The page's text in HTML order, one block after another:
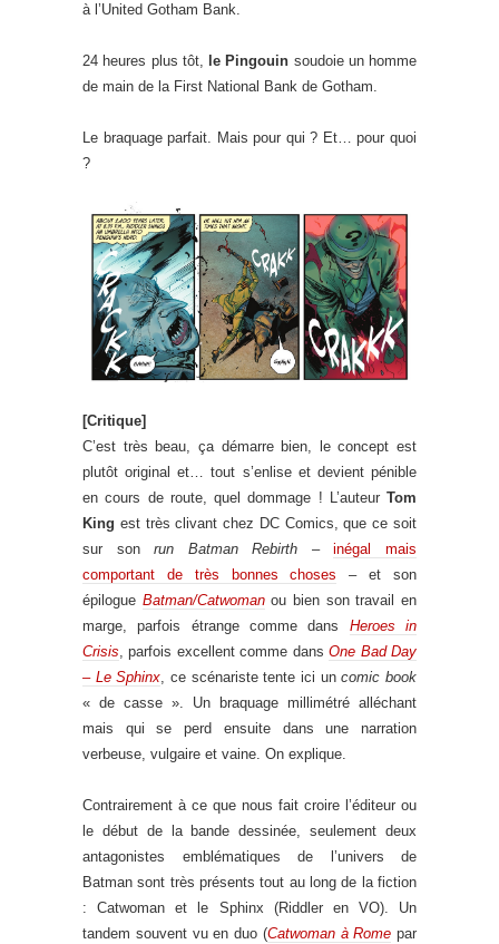
à l’United Gotham Bank.
24 heures plus tôt, le Pingouin soudoie un homme
de main de la First National Bank de Gotham.
Le braquage parfait. Mais pour qui ? Et… pour quoi
?
[Critique]
C’est très beau, ça démarre bien, le concept est
plutôt original et… tout s’enlise et devient pénible
en cours de route, quel dommage ! L’auteur Tom
King est très clivant chez DC Comics, que ce soit
sur sonrun Batman Rebirth –inégal mais
comportant de très bonnes choses – et son
épilogue Batman/Catwomanou bien son travail en
marge, parfois étrange comme dans Heroes in
Crisis , parfois excellent comme dansOne Bad Day
– Le Sphinx , ce scénariste tente ici uncomic book
« de casse ». Un braquage millimétré alléchant
mais qui se perd ensuite dans une narration
verbeuse, vulgaire et vaine. On explique.
Contrairement à ce que nous fait croire l’éditeur ou
le début de la bande dessinée, seulement deux
antagonistes emblématiques de l’univers de
Batman sont très présents tout au long de la fiction
: Catwoman et le Sphinx (Riddler en VO). Un
tandem souvent vu en duo (Catwoman à Rome par